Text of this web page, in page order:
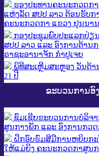
ຮອງປະທານຄະນະກວດກ
ແຫ່ງລັດ ສປປ ລາວ ຕ້ອນຮັບ
ຄະນະກວດກາ ແຂວງ ຢຸນນາ
ກອງປະຊຸມພົບ​ປະ​​ແລກປ່ຽ
ສປປ ລາວ ແລະ ​ອົງການຕ້ານ
ຣາຊະອານາຈັກ ກຳປູເຈຍ
ພິທີສະເຫຼີມສະຫຼອງ ວັນຕ້
21 ປີ
ຂະບວນການອົ
ຊົມເຊີຍຂະບວນການບໍລິຈ
ສູນກາງພັກ ແລະ ອົງການກວດ
ຝຶກອົບຮົມສີມືການຫຍິບກະ
ໃຫ້ແມ່ຍິງ ຄະນະກວດກາສູນ